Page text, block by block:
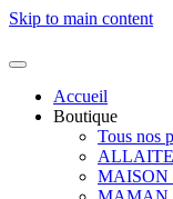
Skip to main content
Accueil
Boutique
Tous nos
MAISON